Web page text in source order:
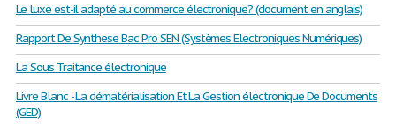
Le luxe est-il adapté au commerce électronique? (document en anglais)
Rapport De Synthese Bac Pro SEN (Systèmes Electroniques Numériques)
La Sous Traitance électronique
Livre Blanc - La dématérialisation Et La Gestion électronique De Documents
(GED)